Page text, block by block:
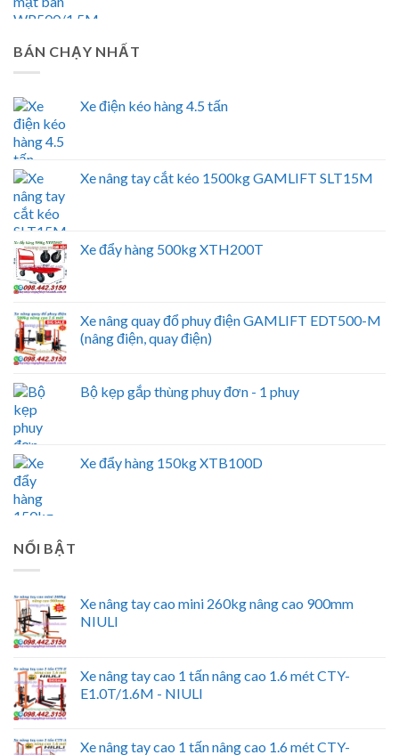
BÁN CHẠY NHẤT
Xe điện kéo hàng 4.5 tấn
Xe nâng tay cắt kéo 1500kg GAMLIFT SLT15M
Xe đẩy hàng 500kg XTH200T
Xe nâng quay đổ phuy điện GAMLIFT EDT500-M
(nâng điện, quay điện)
Bộ kẹp gắp thùng phuy đơn - 1 phuy
Xe đẩy hàng 150kg XTB100D
NỔI BẬT
Xe nâng tay cao mini 260kg nâng cao 900mm
NIULI
Xe nâng tay cao 1 tấn nâng cao 1.6 mét CTY-
E1.0T/1.6M - NIULI
Xe nâng tay cao 1 tấn nâng cao 1.6 mét CTY-